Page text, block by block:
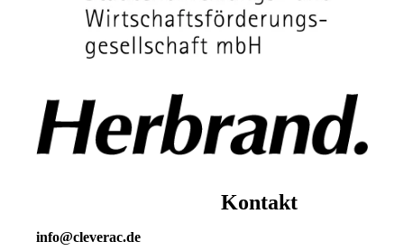
Kontakt
info@cleverac.de